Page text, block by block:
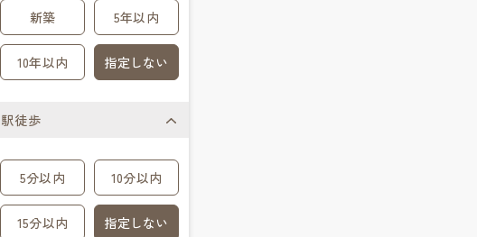
新築 5年以内
10年以内 指定しない
駅徒歩
5分以内 10分以内
15分以内 指定しない